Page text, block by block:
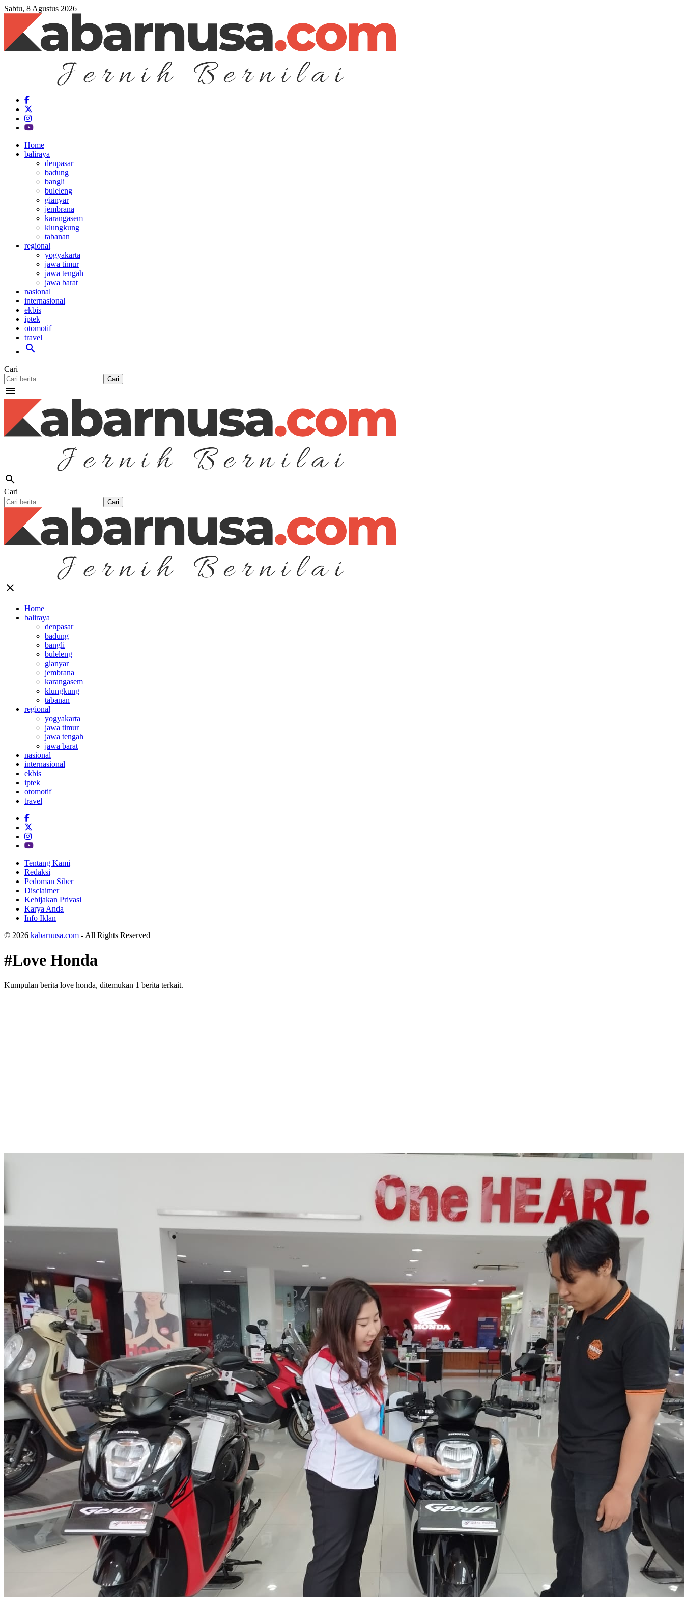
Sabtu, 8 Agustus 2026
Home
baliraya
denpasar
badung
bangli
buleleng
gianyar
jembrana
karangasem
klungkung
tabanan
regional
yogyakarta
jawa timur
jawa tengah
jawa barat
nasional
internasional
ekbis
iptek
otomotif
travel
search
Cari
Cari
menu
search
Cari
Cari
close
Home
baliraya
denpasar
badung
bangli
buleleng
gianyar
jembrana
karangasem
klungkung
tabanan
regional
yogyakarta
jawa timur
jawa tengah
jawa barat
nasional
internasional
ekbis
iptek
otomotif
travel
Tentang Kami
Redaksi
Pedoman Siber
Disclaimer
Kebijakan Privasi
Karya Anda
Info Iklan
© 2026 kabarnusa.com - All Rights Reserved
#Love Honda
Kumpulan berita love honda, ditemukan 1 berita terkait.